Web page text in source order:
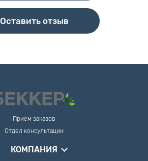
Оставить отзыв
Прием заказов
Отдел консультации
КОМПАНИЯ